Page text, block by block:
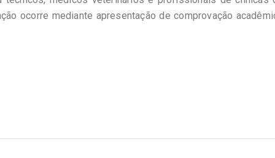
ocorre mediante apresentação de comprovação